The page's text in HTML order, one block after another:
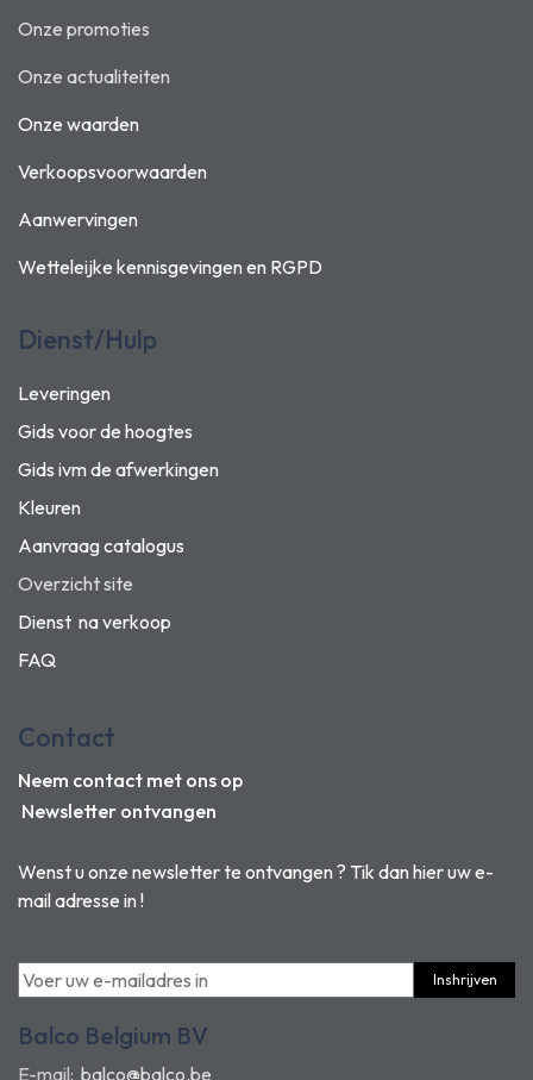
Onze promoties
Onze actualiteiten
Onze waarden
Verkoopsvoorwaarden
Aanwervingen
Wetteleijke kennisgevingen en RGPD
Dienst/Hulp
Leveringen
Gids voor de hoogtes
Gids ivm de afwerkingen
Kleuren
Aanvraag catalogus
Overzicht site
Dienst na verkoop
FAQ
Wenst u onze newsletter te ontvangen ? Tik dan hier uw e-
mail adresse in !
Inshrijven
Balco Belgium BV
E-mail: balco@balco.be
Contact
Neem contact met ons op
Newsletter ontvangen